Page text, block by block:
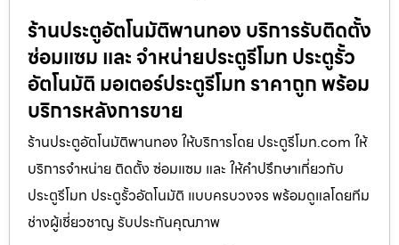
ร้านประตูอัตโนมัติพานทอง บริการรับติดตั้ง
ซ่อมแซม และ จำหน่ายประตูรีโมท ประตูรั้ว
อัตโนมัติ มอเตอร์ประตูรีโมท ราคาถูก พร้อม
บริการหลังการขาย
ร้านประตูอัตโนมัติพานทอง ให้บริการโดย ประตูรีโมท.com ให้
บริการจำหน่าย ติดตั้ง ซ่อมแซม และ ให้คำปรึกษาเกี่ยวกับ
ประตูรีโมท ประตูรั้วอัตโนมัติ แบบครบวงจร พร้อมดูแลโดยทีม
ช่างผู้เชี่ยวชาญ รับประกันคุณภาพ